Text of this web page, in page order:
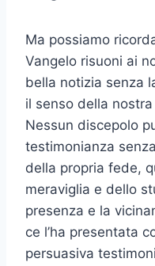
Ma possiamo
Vangelo risuoni ai
bella notizia senza
il senso della
Nessun discepolo
testimonianza
della propria fede,
meraviglia e dello
presenza e la
ce l’ha presentata
persuasiva